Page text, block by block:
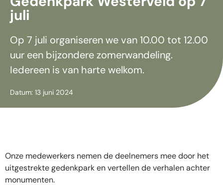
juli
Op 7 juli organiseren we van 10.00 tot 12.00
uur een bijzondere zomerwandeling.
Iedereen is van harte welkom.
Datum: 13 juni 2024
Onze medewerkers nemen de deelnemers mee door het
uitgestrekte gedenkpark en vertellen de verhalen achter
monumenten.